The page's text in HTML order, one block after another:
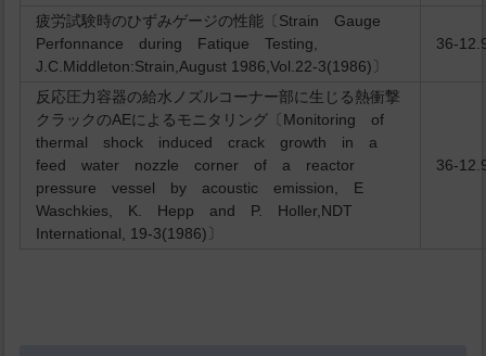
疲労試験時のひずみゲージの性能〔Strain Gauge
Perfonnance during Fatique Testing,
J.C.Middleton:Strain,August 1986,Vol.22-3(1986)〕
36-
反応圧力容器の給水ノズルコーナー部に生じる熱衝撃
クラックのAEによるモニタリング〔Monitoring of
thermal shock induced crack growth in a
feed water nozzle corner of a reactor
pressure vessel by acoustic emission, E
Waschkies, K. Hepp and P. Holler,NDT
International, 19-3(1986)〕
36-